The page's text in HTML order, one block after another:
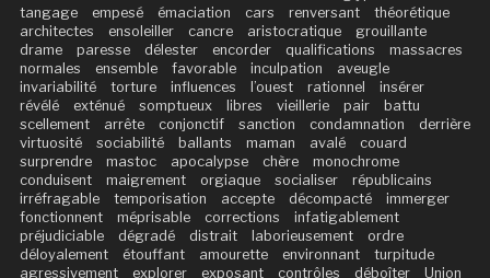
tangage
empesé émaciation cars renversant
théorétique
architectes
ensoleiller cancre aristocratique
grouillante
drame
paresse délester encorder qualifications
massacres
normales
ensemble favorable inculpation
aveugle
invariabilité
torture influences l’ouest rationnel
insérer
révélé
exténué somptueux libres vieillerie pair
battu
scellement
arrête conjonctif sanction condamnation
derrière
virtuosité
sociabilité ballants maman avalé
couard
surprendre
mastoc apocalypse chère
monochrome
conduisent
maigrement orgiaque socialiser
républicains
irréfragable
temporisation accepte décompacté
immerger
fonctionnent
méprisable corrections
infatigablement
préjudiciable
dégradé distrait laborieusement
ordre
déloyalement
étouffant amourette environnant
turpitude
agressivement
explorer exposant contrôles déboîter
Union